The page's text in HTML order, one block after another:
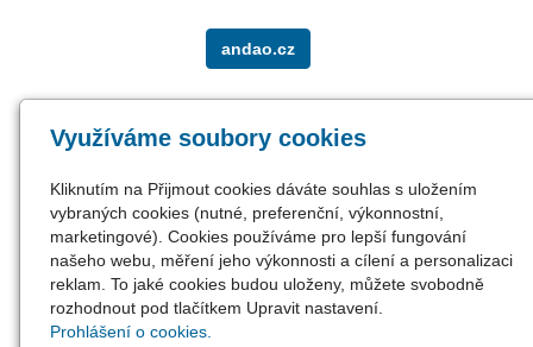
andao.cz
Oblíbené odkazy
Pediatrická Tuina - masáže pro děti
TČM - 1. škola tradiční čínské medicíny
PRAGON - eshop s produkty TČM
TCM CAP - nakladatelství s knihami o
TCM
Využíváme soubory cookies
Kliknutím na Přijmout cookies dáváte souhlas s uložením
vybraných cookies (nutné, preferenční, výkonnostní,
marketingové). Cookies používáme pro lepší fungování
našeho webu, měření jeho výkonnosti a cílení a personalizaci
reklam. To jaké cookies budou uloženy, můžete svobodně
rozhodnout pod tlačítkem Upravit nastavení.
Prohlášení o cookies.